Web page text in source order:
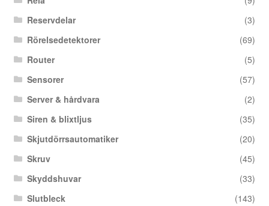
Reservdelar
(3)
Rörelsedetektorer
(69)
Router
(5)
Sensorer
(57)
Server & hårdvara
(2)
Siren & blixtljus
(35)
Skjutdörrsautomatiker
(20)
Skruv
(45)
Skyddshuvar
(33)
Slutbleck
(143)